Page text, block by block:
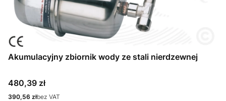
Akumulacyjny zbiornik wody ze stali nierdzewnej
Cena
480,39 zł
Cena
390,56 złbez VAT